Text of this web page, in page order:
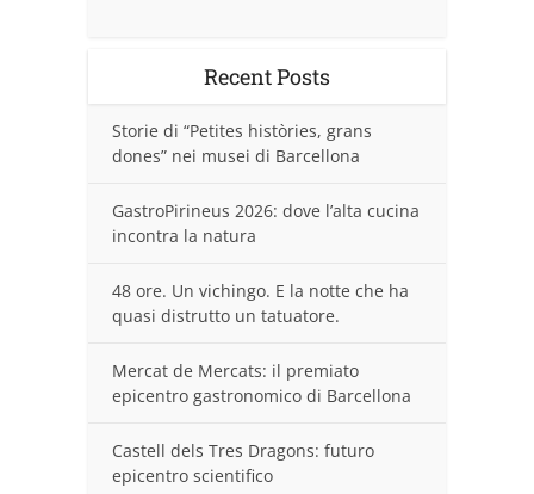
Recent Posts
Storie di “Petites històries, grans
dones” nei musei di Barcellona
GastroPirineus 2026: dove l’alta cucina
incontra la natura
48 ore. Un vichingo. E la notte che ha
quasi distrutto un tatuatore.
Mercat de Mercats: il premiato
epicentro gastronomico di Barcellona
Castell dels Tres Dragons: futuro
epicentro scientifico